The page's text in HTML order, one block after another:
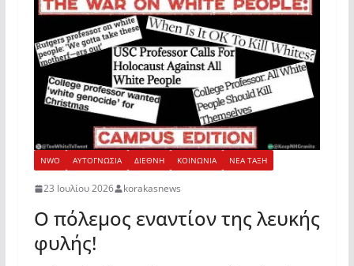
NWO ΑΥΤΟΓΝΩΣΙΑ ΔΙΕΘΝΗ ΚΟΙΝΩΝΙΑ ΝΕΑ ΤΑΞΗ
23 Ιουλίου 2026 korakasnews
Ο πόλεμος εναντίον της λευκής
φυλής!